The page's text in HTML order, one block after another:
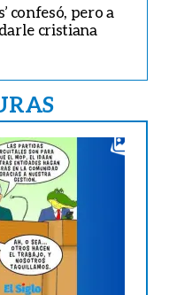
confesó, pero a
cristiana